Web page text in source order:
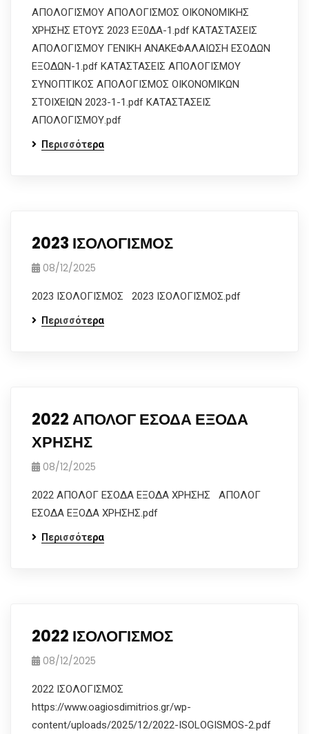
ΑΠΟΛΟΓΙΣΜΟΥ ΑΠΟΛΟΓΙΣΜΟΣ ΟΙΚΟΝΟΜΙΚΗΣ
ΧΡΗΣΗΣ ΕΤΟΥΣ 2023 ΕΞ0ΔΑ-1.pdf ΚΑΤΑΣΤΑΣΕΙΣ
ΑΠΟΛΟΓΙΣΜΟΥ ΓΕΝΙΚΗ ΑΝΑΚΕΦΑΛΑΙΩΣΗ ΕΣΟΔΩΝ
ΕΞΟΔΩΝ-1.pdf ΚΑΤΑΣΤΑΣΕΙΣ ΑΠΟΛΟΓΙΣΜΟΥ
ΣΥΝΟΠΤΙΚΟΣ ΑΠΟΛΟΓΙΣΜΟΣ ΟΙΚΟΝΟΜΙΚΩΝ
ΣΤΟΙΧΕΙΩΝ 2023-1-1.pdf ΚΑΤΑΣΤΑΣΕΙΣ
ΑΠΟΛΟΓΙΣΜΟΥ.pdf
Περισσότερα
2023 ΙΣΟΛΟΓΙΣΜΟΣ
08/12/2025
2023 ΙΣΟΛΟΓΙΣΜΟΣ 2023 ΙΣΟΛΟΓΙΣΜΟΣ.pdf
Περισσότερα
2022 ΑΠΟΛΟΓ ΕΣΟΔΑ ΕΞΟΔΑ
ΧΡΗΣΗΣ
08/12/2025
2022 ΑΠΟΛΟΓ ΕΣΟΔΑ ΕΞΟΔΑ ΧΡΗΣΗΣ ΑΠΟΛΟΓ
ΕΣΟΔΑ ΕΞΟΔΑ ΧΡΗΣΗΣ.pdf
Περισσότερα
2022 ΙΣΟΛΟΓΙΣΜΟΣ
08/12/2025
2022 ΙΣΟΛΟΓΙΣΜΟΣ
https://www.oagiosdimitrios.gr/wp-
content/uploads/2025/12/2022-ISOLOGISMOS-2.pdf